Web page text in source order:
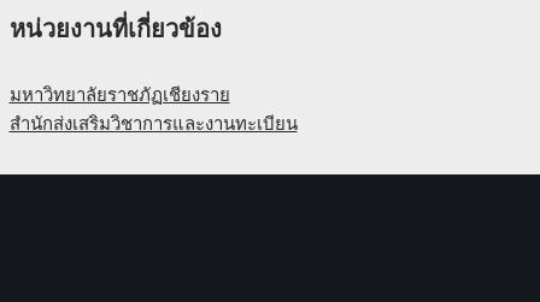
หน่วยงานที่เกี่ยวข้อง
มหาวิทยาลัยราชภัฏเชียงราย
สำนักส่งเสริมวิชาการและงานทะเบียน